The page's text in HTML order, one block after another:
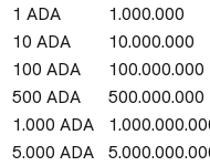
1 ADA 1.000.000
10 ADA 10.000.000
100 ADA 100.000.000
500 ADA 500.000.000
1.000 ADA
5.000 ADA